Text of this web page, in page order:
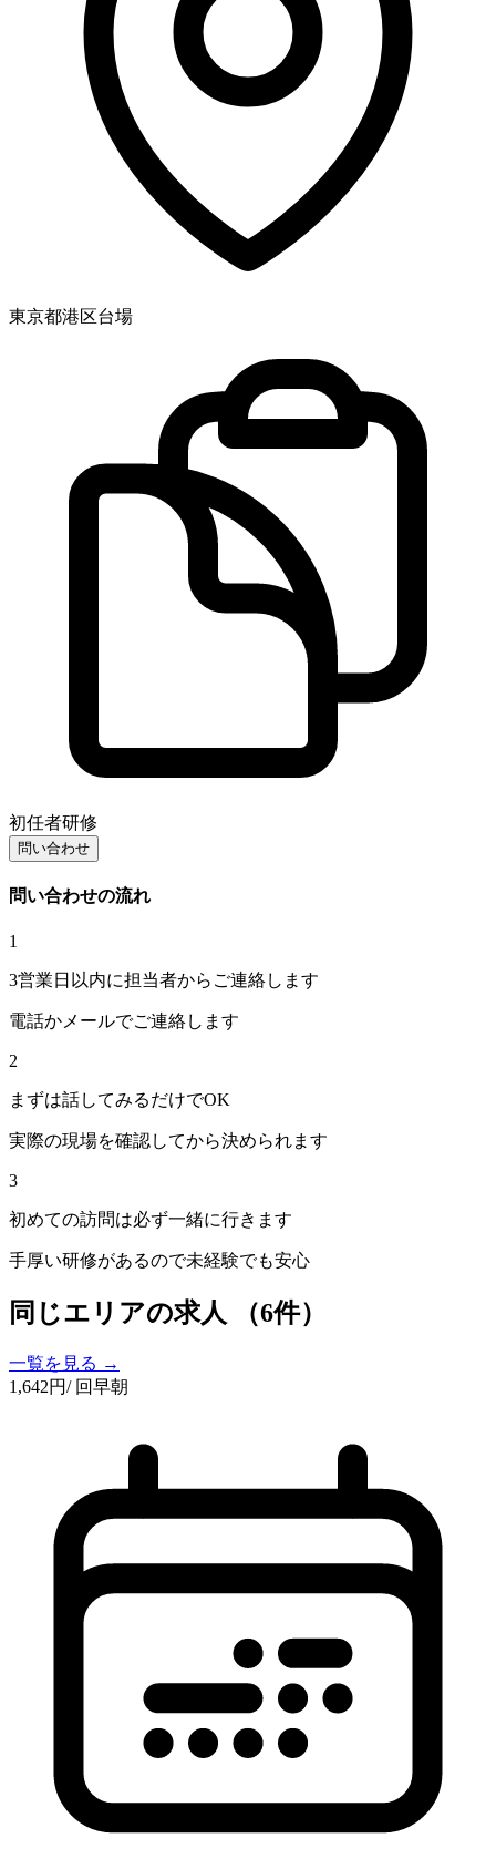
東京都港区台場
初任者研修
問い合わせ
問い合わせの流れ
1
3営業日以内に担当者からご連絡します
電話かメールでご連絡します
2
まずは話してみるだけでOK
実際の現場を確認してから決められます
3
初めての訪問は必ず一緒に行きます
手厚い研修があるので未経験でも安心
同じエリアの求人 （6件）
一覧を見る →
1,642円/ 回早朝